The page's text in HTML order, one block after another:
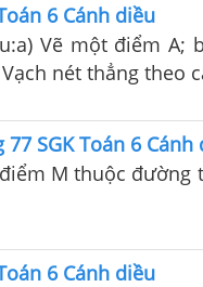
6 Cánh diều
Vẽ một điểm A;
nét thẳng theo
SGK Toán 6 Cánh
M thuộc đường
6 Cánh diều